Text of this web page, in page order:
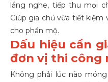
lắng nghe, tiếp thu mọi
Giúp gia chủ vừa tiết kiệm
cho phần mộ.
Dấu hiệu cần
đơn vị thi công
Không phải lúc nào